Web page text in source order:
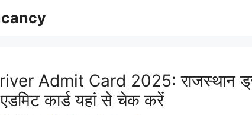
Admit Card 2025: राजस्थान
एडमिट कार्ड यहां से चेक करें